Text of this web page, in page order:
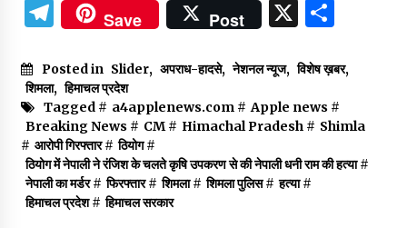
Telegram
Save Post X
Posted in Slider, अपराध-हादसे, नेशनल न्यूज, विशेष ख़बर,
शिमला, हिमाचल प्रदेश
Tagged # a4applenews.com# Apple news #
Breaking News # CM# Himachal Pradesh# Shimla
# आरोपी गिरफ्तार# ठियोग#
ठियोग में नेपाली ने रंजिश के चलते कृषि उपकरण से की नेपाली धनी राम की हत्या#
नेपाली का मर्डर# फिरफ्तार# शिमला# शिमला पुलिस# हत्या#
हिमाचल प्रदेश# हिमाचल सरकार